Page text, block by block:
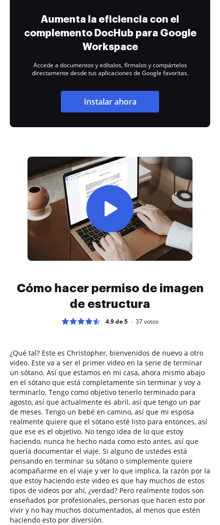
Aumenta la eficiencia con el
complemento DocHub para Google
Workspace
Accede a documentos y edítalos, fírmalos y compártelos
directamente desde tus aplicaciones de Google favoritas.
Instalar ahora
Cómo hacer permiso de imagen
de estructura
4.9 de 5 37votos
¿Qué tal? Este es Christopher, bienvenidos de nuevo a otro
video. Este va a ser el primer video en la serie de terminar
un sótano. Así que estamos en mi casa, ahora mismo abajo
en el sótano que está completamente sin terminar y voy a
terminarlo. Tengo como objetivo tenerlo terminado para
agosto, así que actualmente es abril, así que tengo un par
de meses. Tengo un bebé en camino, así que mi esposa
realmente quiere que el sótano esté listo para entonces, así
que ese es el objetivo. No tengo idea de lo que estoy
haciendo, nunca he hecho nada como esto antes, así que
quería documentar el viaje. Si alguno de ustedes está
pensando en terminar su sótano o simplemente quiere
acompañarme en el viaje y ver lo que implica, la razón por la
que estoy haciendo este video es que hay muchos de estos
tipos de videos por ahí, ¿verdad? Pero realmente todos son
enseñados por profesionales, personas que hacen esto por
vivir y no hay muchos documentados, al menos que estén
haciendo esto por diversión.